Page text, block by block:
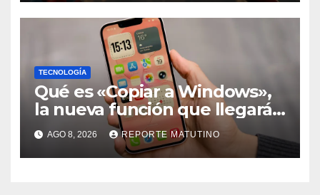
esa teoría
TECNOLOGÍA
Qué es «Copiar a Windows»,
la nueva función que llegará
al iPhone solo para Europa
AGO 8, 2026 REPORTE MATUTINO